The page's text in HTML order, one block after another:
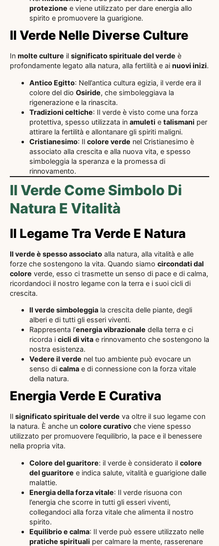
protezione e viene utilizzato per dare energia allo
spirito e promuovere la guarigione.
Il Verde Nelle Diverse Culture
In molte culture il significato spirituale del verde è
profondamente legato alla natura, alla fertilità e ai nuovi inizi.
Antico Egitto: Nell’antica cultura egizia, il verde era il
colore del dio Osiride, che simboleggiava la
rigenerazione e la rinascita.
Tradizioni celtiche: Il verde è visto come una forza
protettiva, spesso utilizzata in amuleti e talismani per
attirare la fertilità e allontanare gli spiriti maligni.
Cristianesimo: Il colore verde nel Cristianesimo è
associato alla crescita e alla nuova vita, e spesso
simboleggia la speranza e la promessa di
rinnovamento.
Il Verde Come Simbolo Di
Natura E Vitalità
Il Legame Tra Verde E Natura
Il verde è spesso associato alla natura, alla vitalità e alle
forze che sostengono la vita. Quando siamo circondati dal
colore verde, esso ci trasmette un senso di pace e di calma,
ricordandoci il nostro legame con la terra e i suoi cicli di
crescita.
Il verde simboleggia la crescita delle piante, degli
alberi e di tutti gli esseri viventi.
Rappresenta l’energia vibrazionale della terra e ci
ricorda i cicli di vita e rinnovamento che sostengono la
nostra esistenza.
Vedere il verde nel tuo ambiente può evocare un
senso di calma e di connessione con la forza vitale
della natura.
Energia Verde E Curativa
Il significato spirituale del verde va oltre il suo legame con
la natura. È anche un colore curativo che viene spesso
utilizzato per promuovere l’equilibrio, la pace e il benessere
nella propria vita.
Colore del guaritore: il verde è considerato il colore
del guaritore e indica salute, vitalità e guarigione dalle
malattie.
Energia della forza vitale: Il verde risuona con
l’energia che scorre in tutti gli esseri viventi,
collegandoci alla forza vitale che alimenta il nostro
spirito.
Equilibrio e calma: Il verde può essere utilizzato nelle
pratiche spirituali per calmare la mente, rasserenare